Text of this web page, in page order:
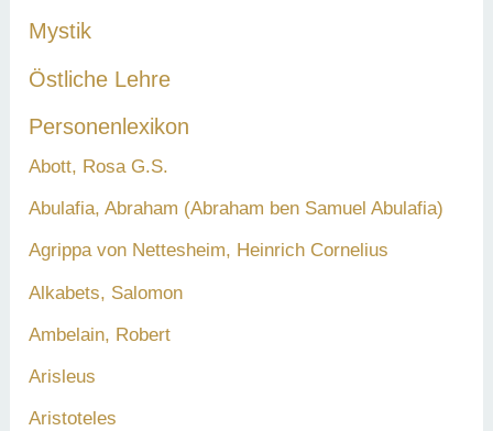
Mystik
Östliche Lehre
Personenlexikon
Abott, Rosa G.S.
Abulafia, Abraham (Abraham ben Samuel Abulafia)
Agrippa von Nettesheim, Heinrich Cornelius
Alkabets, Salomon
Ambelain, Robert
Arisleus
Aristoteles